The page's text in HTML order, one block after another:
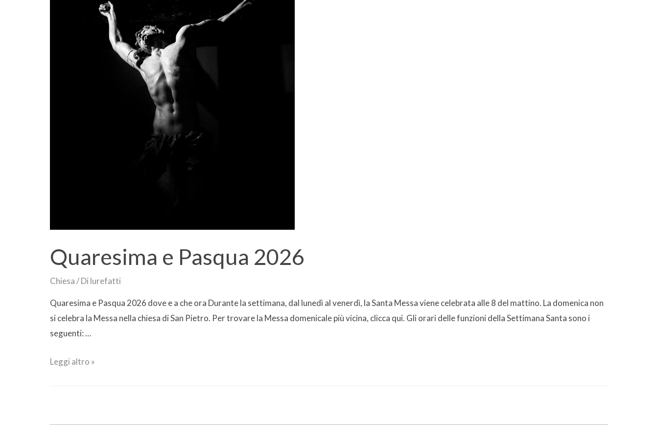
Quaresima e Pasqua 2026
Chiesa/ Di lurefatti
Quaresima e Pasqua 2026 dove e a che ora Durante la settimana, dal lunedì al venerdì, la Santa Messa viene celebrata alle 8 del mattino. La domenica non
si celebra la Messa nella chiesa di San Pietro. Per trovare la Messa domenicale più vicina, clicca qui. Gli orari delle funzioni della Settimana Santa sono i
seguenti: …
Leggi altro »